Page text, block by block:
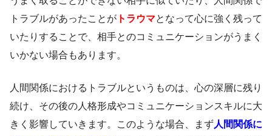
トラブルがあったことが トラウマとなって心に強く残って
いたりすることで、相手とのコミュニケーションがうまく
いかない場合もあります。
人間関係におけるトラブルというものは、心の深層に残り
続け、その後の人格形成やコミュニケーションスキルに大
きく影響していきます。このような場合、まず人間関係に